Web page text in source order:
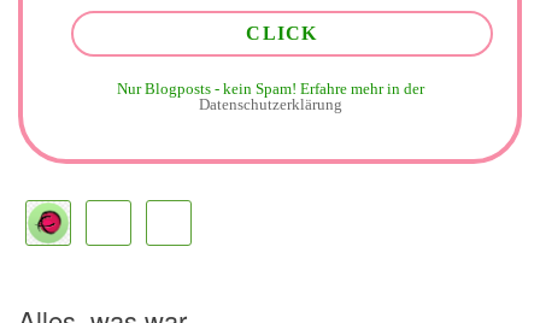
Nur Blogposts - kein Spam! Erfahre mehr in der
Datenschutzerklärung